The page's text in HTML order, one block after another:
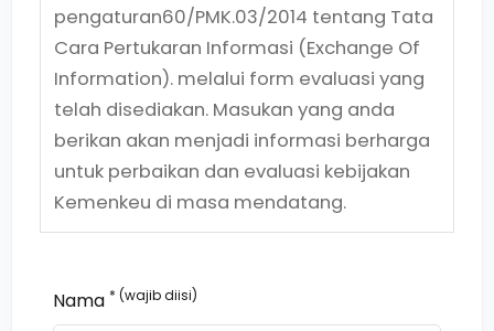
pengaturan60/PMK.03/2014 tentang Tata
Cara Pertukaran Informasi (Exchange Of
Information). melalui form evaluasi yang
telah disediakan. Masukan yang anda
berikan akan menjadi informasi berharga
untuk perbaikan dan evaluasi kebijakan
Kemenkeu di masa mendatang.
Nama * (wajib diisi)